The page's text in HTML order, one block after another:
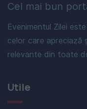
Cel mai bun
Evenimentul Zilei
celor care apreciază
relevante din toate
Utile